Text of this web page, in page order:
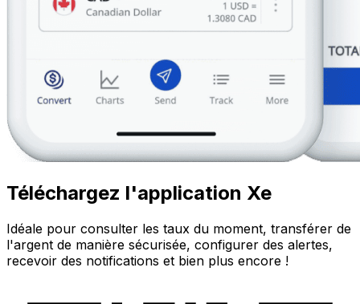
Téléchargez l'application Xe
Idéale pour consulter les taux du moment, transférer de
l'argent de manière sécurisée, configurer des alertes,
recevoir des notifications et bien plus encore !